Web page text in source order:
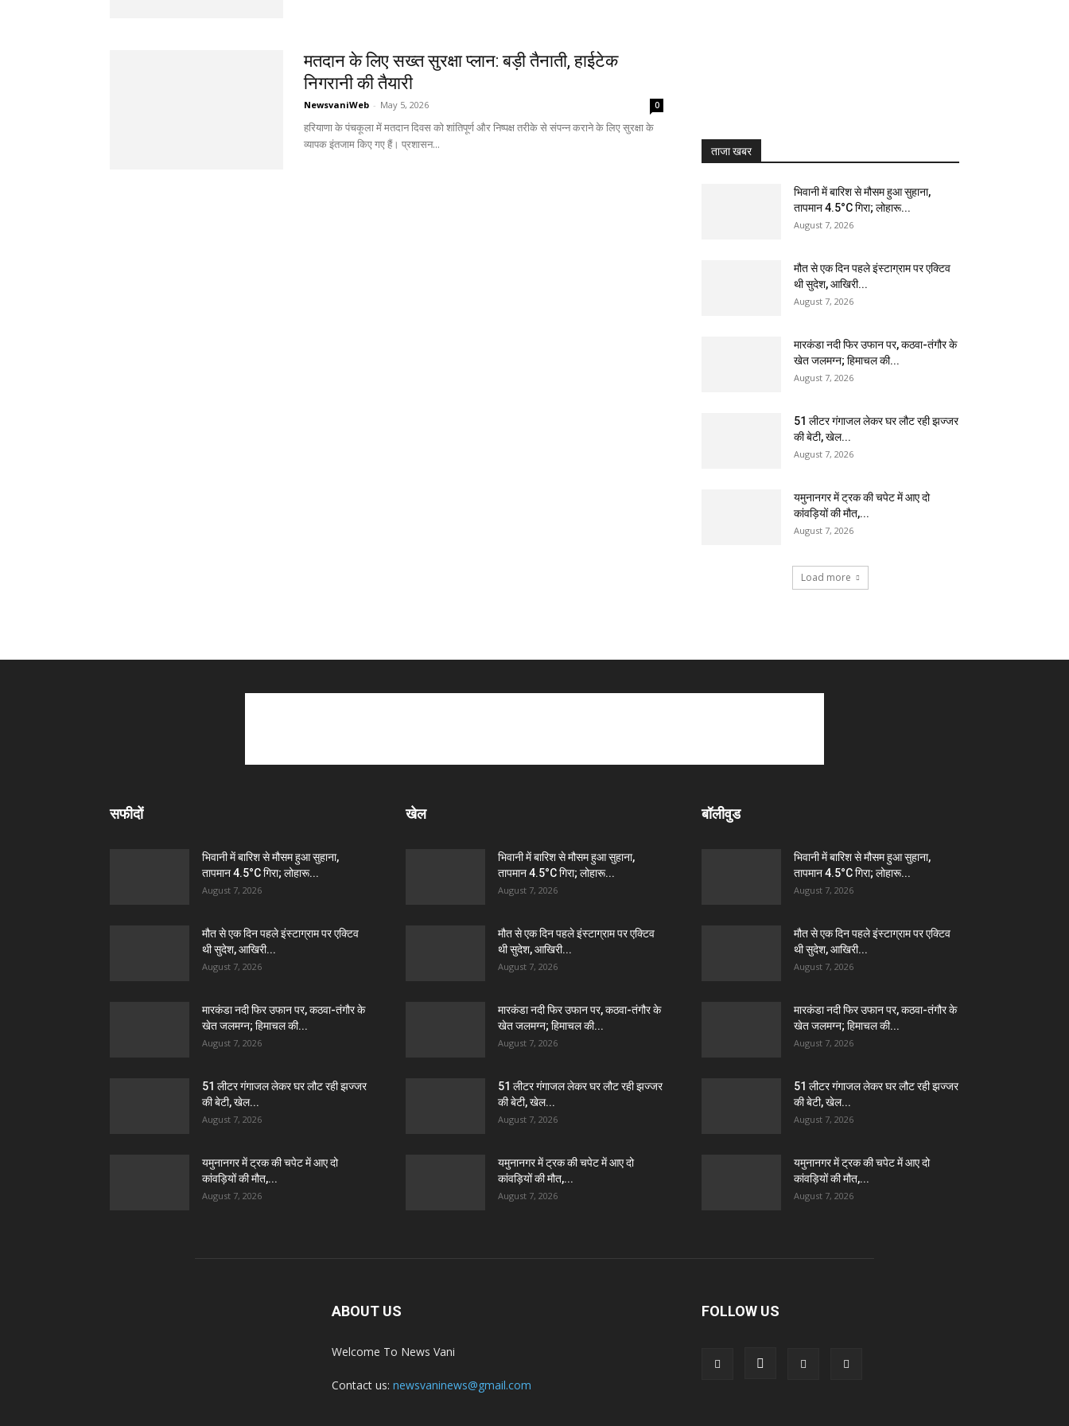
मतदान के लिए सख्त सुरक्षा प्लान: बड़ी तैनाती, हाईटेक
निगरानी की तैयारी
NewsvaniWeb - May 5, 2026 0
हरियाणा के पंचकूला में मतदान दिवस को शांतिपूर्ण और निष्पक्ष तरीके से संपन्न कराने के लिए सुरक्षा के
व्यापक इंतजाम किए गए हैं। प्रशासन...
ताजा खबर
भिवानी में बारिश से मौसम हुआ सुहाना,
तापमान 4.5°C गिरा; लोहारू...
August 7, 2026
मौत से एक दिन पहले इंस्टाग्राम पर एक्टिव
थी सुदेश, आखिरी...
August 7, 2026
मारकंडा नदी फिर उफान पर, कठवा-तंगौर के
खेत जलमग्न; हिमाचल की...
August 7, 2026
51 लीटर गंगाजल लेकर घर लौट रही झज्जर
की बेटी, खेल...
August 7, 2026
यमुनानगर में ट्रक की चपेट में आए दो
कांवड़ियों की मौत,...
August 7, 2026
Load more
सफीदों
भिवानी में बारिश से मौसम हुआ सुहाना,
तापमान 4.5°C गिरा; लोहारू...
August 7, 2026
मौत से एक दिन पहले इंस्टाग्राम पर एक्टिव
थी सुदेश, आखिरी...
August 7, 2026
मारकंडा नदी फिर उफान पर, कठवा-तंगौर के
खेत जलमग्न; हिमाचल की...
August 7, 2026
51 लीटर गंगाजल लेकर घर लौट रही झज्जर
की बेटी, खेल...
August 7, 2026
यमुनानगर में ट्रक की चपेट में आए दो
कांवड़ियों की मौत,...
August 7, 2026
खेल
भिवानी में बारिश से मौसम हुआ सुहाना,
तापमान 4.5°C गिरा; लोहारू...
August 7, 2026
मौत से एक दिन पहले इंस्टाग्राम पर एक्टिव
थी सुदेश, आखिरी...
August 7, 2026
मारकंडा नदी फिर उफान पर, कठवा-तंगौर के
खेत जलमग्न; हिमाचल की...
August 7, 2026
51 लीटर गंगाजल लेकर घर लौट रही झज्जर
की बेटी, खेल...
August 7, 2026
यमुनानगर में ट्रक की चपेट में आए दो
कांवड़ियों की मौत,...
August 7, 2026
बॉलीवुड
भिवानी में बारिश से मौसम हुआ सुहाना,
तापमान 4.5°C गिरा; लोहारू...
August 7, 2026
मौत से एक दिन पहले इंस्टाग्राम पर एक्टिव
थी सुदेश, आखिरी...
August 7, 2026
मारकंडा नदी फिर उफान पर, कठवा-तंगौर के
खेत जलमग्न; हिमाचल की...
August 7, 2026
51 लीटर गंगाजल लेकर घर लौट रही झज्जर
की बेटी, खेल...
August 7, 2026
यमुनानगर में ट्रक की चपेट में आए दो
कांवड़ियों की मौत,...
August 7, 2026
ABOUT US
Welcome To News Vani
Contact us: newsvaninews@gmail.com
FOLLOW US